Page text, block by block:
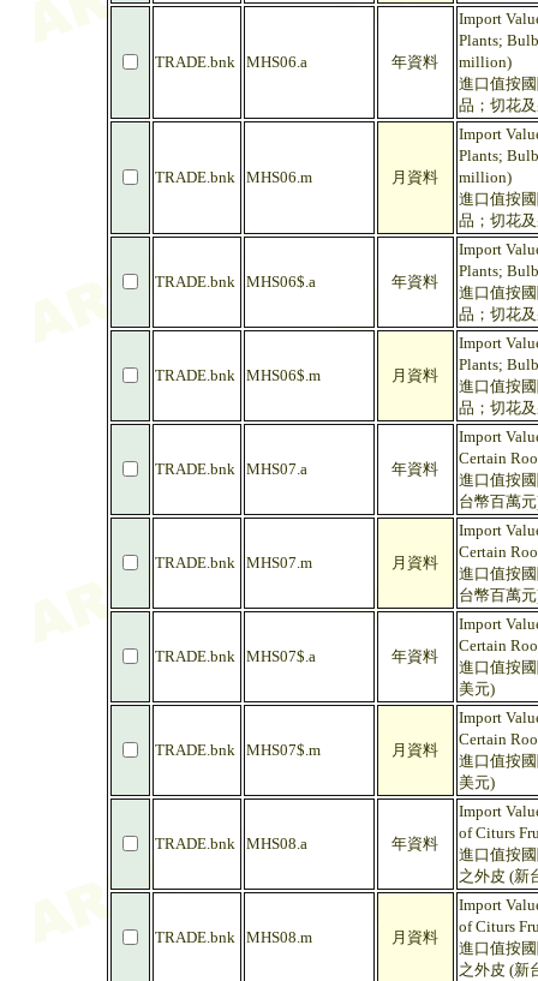
TRADE.bnk MHS06.a 年資料
Import
Plants;
million)
進口值按
品；切花
TRADE.bnk MHS06.m 月資料
Import
Plants;
million)
進口值按
品；切花
TRADE.bnk MHS06$.a 年資料
Import
Plants;
進口值按
品；切花
TRADE.bnk MHS06$.m 月資料
Import
Plants;
進口值按
品；切花
TRADE.bnk MHS07.a 年資料
Import
Certain
進口值按
台幣百萬
TRADE.bnk MHS07.m 月資料
Import
Certain
進口值按
台幣百萬
TRADE.bnk MHS07$.a 年資料
Import
Certain
進口值按
美元)
TRADE.bnk MHS07$.m 月資料
Import
Certain
進口值按
美元)
TRADE.bnk MHS08.a 年資料
Import
of Citurs
進口值按
之外皮 (新
TRADE.bnk MHS08.m 月資料
Import
of Citurs
進口值按
之外皮 (新